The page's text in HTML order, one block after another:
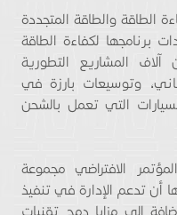
الطاقة والطاقة المتجددة
برنامجها لكفاءة الطاقة
آلاف المشاريع التطورية
3000 تحديثاً للمباني، وتوسيعات بارزة في
التي تعمل بالشحن
الافتراضي مجموعة
تدعم الإدارة في تنفيذ